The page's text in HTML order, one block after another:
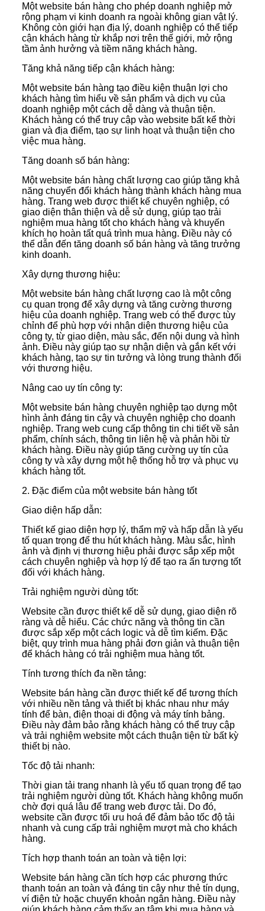
Một website bán hàng cho phép doanh nghiệp mở
rộng phạm vi kinh doanh ra ngoài không gian vật lý.
Không còn giới hạn địa lý, doanh nghiệp có thể tiếp
cận khách hàng từ khắp nơi trên thế giới, mở rộng
tầm ảnh hưởng và tiềm năng khách hàng.
Tăng khả năng tiếp cận khách hàng:
Một website bán hàng tạo điều kiện thuận lợi cho
khách hàng tìm hiểu về sản phẩm và dịch vụ của
doanh nghiệp một cách dễ dàng và thuận tiện.
Khách hàng có thể truy cập vào website bất kể thời
gian và địa điểm, tạo sự linh hoạt và thuận tiện cho
việc mua hàng.
Tăng doanh số bán hàng:
Một website bán hàng chất lượng cao giúp tăng khả
năng chuyển đổi khách hàng thành khách hàng mua
hàng. Trang web được thiết kế chuyên nghiệp, có
giao diện thân thiện và dễ sử dụng, giúp tạo trải
nghiệm mua hàng tốt cho khách hàng và khuyến
khích họ hoàn tất quá trình mua hàng. Điều này có
thể dẫn đến tăng doanh số bán hàng và tăng trưởng
kinh doanh.
Xây dựng thương hiệu:
Một website bán hàng chất lượng cao là một công
cụ quan trọng để xây dựng và tăng cường thương
hiệu của doanh nghiệp. Trang web có thể được tùy
chỉnh để phù hợp với nhận diện thương hiệu của
công ty, từ giao diện, màu sắc, đến nội dung và hình
ảnh. Điều này giúp tạo sự nhận diện và gắn kết với
khách hàng, tạo sự tin tưởng và lòng trung thành đối
với thương hiệu.
Nâng cao uy tín công ty:
Một website bán hàng chuyên nghiệp tạo dựng một
hình ảnh đáng tin cậy và chuyên nghiệp cho doanh
nghiệp. Trang web cung cấp thông tin chi tiết về sản
phẩm, chính sách, thông tin liên hệ và phản hồi từ
khách hàng. Điều này giúp tăng cường uy tín của
công ty và xây dựng một hệ thống hỗ trợ và phục vụ
khách hàng tốt.
2. Đặc điểm của một website bán hàng tốt
Giao diện hấp dẫn:
Thiết kế giao diện hợp lý, thẩm mỹ và hấp dẫn là yếu
tố quan trọng để thu hút khách hàng. Màu sắc, hình
ảnh và định vị thương hiệu phải được sắp xếp một
cách chuyên nghiệp và hợp lý để tạo ra ấn tượng tốt
đối với khách hàng.
Trải nghiệm người dùng tốt:
Website cần được thiết kế dễ sử dụng, giao diện rõ
ràng và dễ hiểu. Các chức năng và thông tin cần
được sắp xếp một cách logic và dễ tìm kiếm. Đặc
biệt, quy trình mua hàng phải đơn giản và thuận tiện
để khách hàng có trải nghiệm mua hàng tốt.
Tính tương thích đa nền tảng:
Website bán hàng cần được thiết kế để tương thích
với nhiều nền tảng và thiết bị khác nhau như máy
tính để bàn, điện thoại di động và máy tính bảng.
Điều này đảm bảo rằng khách hàng có thể truy cập
và trải nghiệm website một cách thuận tiện từ bất kỳ
thiết bị nào.
Tốc độ tải nhanh:
Thời gian tải trang nhanh là yếu tố quan trọng để tạo
trải nghiệm người dùng tốt. Khách hàng không muốn
chờ đợi quá lâu để trang web được tải. Do đó,
website cần được tối ưu hoá để đảm bảo tốc độ tải
nhanh và cung cấp trải nghiệm mượt mà cho khách
hàng.
Tích hợp thanh toán an toàn và tiện lợi:
Website bán hàng cần tích hợp các phương thức
thanh toán an toàn và đáng tin cậy như thẻ tín dụng,
ví điện tử hoặc chuyển khoản ngân hàng. Điều này